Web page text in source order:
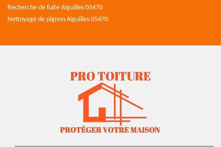
Recherche de fuite Aiguilles 05470
Nettoyage de pignon Aiguilles 05470